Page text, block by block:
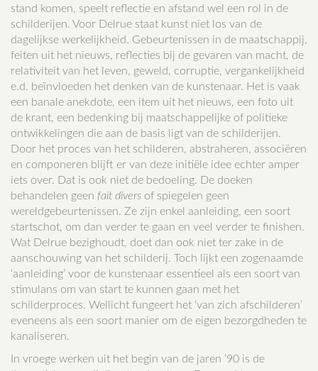
stand komen, speelt reflectie en afstand wel een rol in de
schilderijen. Voor Delrue staat kunst niet los van de
dagelijkse werkelijkheid. Gebeurtenissen in de maatschappij,
feiten uit het nieuws, reflecties bij de gevaren van macht, de
relativiteit van het leven, geweld, corruptie, vergankelijkheid
e.d. beïnvloeden het denken van de kunstenaar. Het is vaak
een banale anekdote, een item uit het nieuws, een foto uit
de krant, een bedenking bij maatschappelijke of politieke
ontwikkelingen die aan de basis ligt van de schilderijen.
Door het proces van het schilderen, abstraheren, associëren
en componeren blijft er van deze initiële idee echter amper
iets over. Dat is ook niet de bedoeling. De doeken
behandelen geen fait divers of spiegelen geen
wereldgebeurtenissen. Ze zijn enkel aanleiding, een soort
startschot, om dan verder te gaan en veel verder te finishen.
Wat Delrue bezighoudt, doet dan ook niet ter zake in de
aanschouwing van het schilderij. Toch lijkt een zogenaamde
‘aanleiding’ voor de kunstenaar essentieel als een soort van
stimulans om van start te kunnen gaan met het
schilderproces. Wellicht fungeert het ‘van zich afschilderen’
eveneens als een soort manier om de eigen bezorgdheden te
kanaliseren.
In vroege werken uit het begin van de jaren ’90 is de